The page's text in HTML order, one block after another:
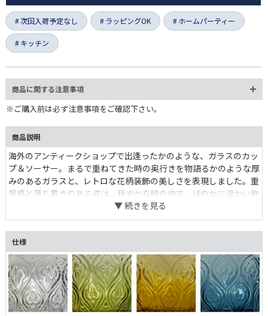
次回入荷予定なし ラッピングOK ホームパーティー
キッチン
商品に関する注意事項
※ご購入前は必ず注意事項をご確認下さい。
商品説明
海外のアンティークショップで出逢ったかのような、ガラスのカッ
プ＆ソーサー。まるで重ねてきた時の奥行きを物語るかのような厚
みのあるガラスと、レトロな花柄装飾の美しさを表現しました。重
厚感と落ち着きのある姿は、穏やかな時の中で、ほのかに温かい飲
み物を味わうシーンにベストマッチ。
仕様